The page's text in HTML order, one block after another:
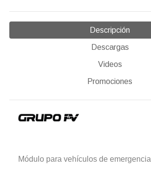
Descripción
Descargas
Videos
Promociones
Módulo para vehículos de emergencia